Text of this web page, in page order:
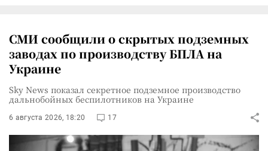
СМИ сообщили о скрытых подземных
заводах по производству БПЛА на
Украине
Sky News показал секретное подземное производство
дальнобойных беспилотников на Украине
6 августа 2026, 18:20 17